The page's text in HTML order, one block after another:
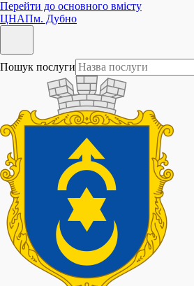
Перейти до основного вмісту
ЦНАПм. Дубно
Пошук послуги